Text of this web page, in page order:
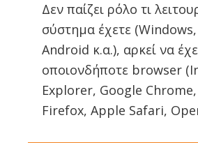
Δεν παίζει ρόλο τι
σύστημα έχετε
Android κ.α.), αρκεί να
οποιονδήποτε browser
Explorer, Google
Firefox, Apple Safari,